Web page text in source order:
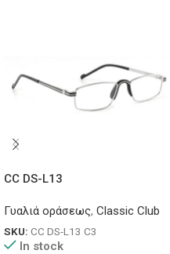
CC DS-L13
Γυαλιά οράσεως, Classic Club
SKU: CC DS-L13 C3
In stock